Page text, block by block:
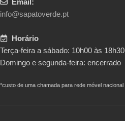
Email:
info@sapatoverde.pt
Horário
Terça-feira a sábado: 10h00 às 18h30
Domingo e segunda-feira: encerrado
*custo de uma chamada para rede móvel nacional